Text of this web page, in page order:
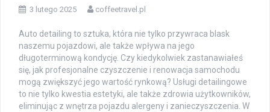
3 lutego 2025 coffeetravel.pl
Auto detailing to sztuka, która nie tylko przywraca blask
naszemu pojazdowi, ale także wpływa na jego
długoterminową kondycję. Czy kiedykolwiek zastanawiałeś
się, jak profesjonalne czyszczenie i renowacja samochodu
mogą zwiększyć jego wartość rynkową? Usługi detailingowe
to nie tylko kwestia estetyki, ale także zdrowia użytkowników,
eliminując z wnętrza pojazdu alergeny i zanieczyszczenia. W